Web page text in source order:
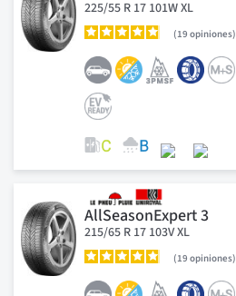
225/55 R 17 101W XL
19 opiniones
AllSeasonExpert 3
215/65 R 17 103V XL
19 opiniones